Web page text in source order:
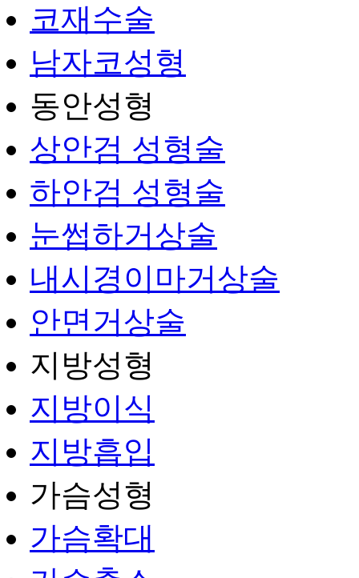
코재수술
남자코성형
동안성형
상안검 성형술
하안검 성형술
눈썹하거상술
내시경이마거상술
안면거상술
지방성형
지방이식
지방흡입
가슴성형
가슴확대